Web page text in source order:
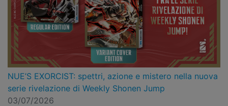
NUE’S EXORCIST: spettri, azione e mistero nella nuova
serie rivelazione di Weekly Shonen Jump
03/07/2026